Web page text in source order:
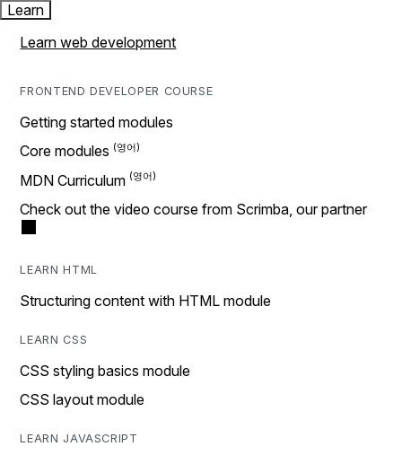
Learn
Learn web development
FRONTEND DEVELOPER COURSE
Getting started modules
Core modules
MDN Curriculum
Check out the video course from Scrimba, our partner
LEARN HTML
Structuring content with HTML module
LEARN CSS
CSS styling basics module
CSS layout module
LEARN JAVASCRIPT